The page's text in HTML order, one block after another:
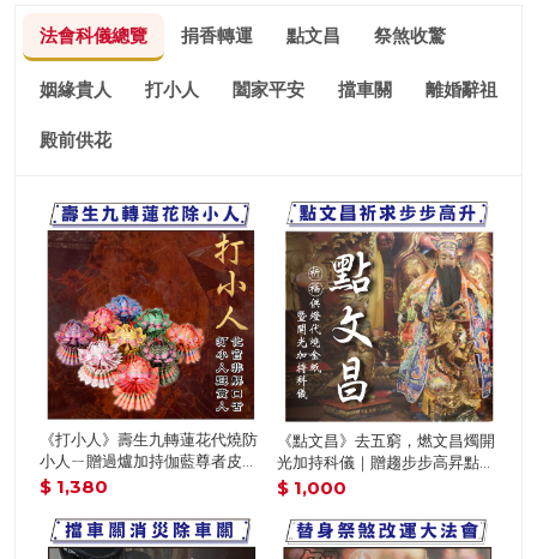
法會科儀總覽 捐香轉運 點文昌 祭煞收驚
姻緣貴人 打小人 闔家平安 擋車關 離婚辭祖
殿前供花
《打小人》壽生九轉蓮花代燒防
小人ㄧ贈過爐加持伽藍尊者皮製
護身符（名額有限，額滿為止）
$ 1,380
《點文昌》去五窮，燃文昌燭開
光加持科儀｜贈趨步步高昇點文
昌5件組(文昌寶吊飾組合) 【鎮
爐科儀 （名額有限，額滿為
止）代燒（可兩行）
$ 1,000